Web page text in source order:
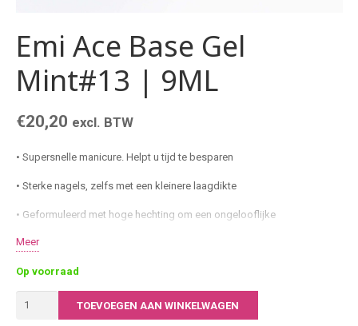
Emi Ace Base Gel
Mint#13 | 9ML
€20,20 excl. BTW
• Supersnelle manicure. Helpt u tijd te besparen
• Sterke nagels, zelfs met een kleinere laagdikte
• Geformuleerd met hoge hechting om een ​​ongelooflijke
• Dichte kleurcoating in zachte klassieke tinten en nu ook in neon tinten
• Economisch in gebruik
Meer
Op voorraad
Emi
TOEVOEGEN AAN WINKELWAGEN